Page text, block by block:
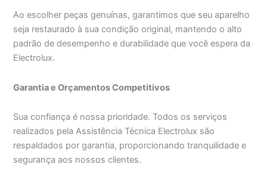
Ao escolher peças genuínas, garantimos que seu aparelho
seja restaurado à sua condição original, mantendo o alto
padrão de desempenho e durabilidade que você espera da
Electrolux.
Garantia e Orçamentos Competitivos
Sua confiança é nossa prioridade. Todos os serviços
realizados pela Assistência Técnica Electrolux são
respaldados por garantia, proporcionando tranquilidade e
segurança aos nossos clientes.